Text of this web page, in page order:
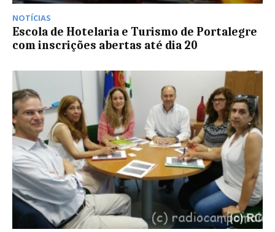
NOTÍCIAS
Escola de Hotelaria e Turismo de Portalegre
com inscrições abertas até dia 20